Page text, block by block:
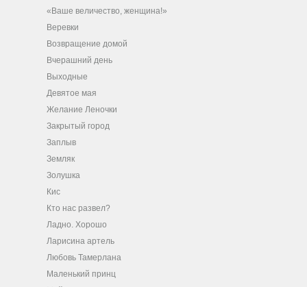
«Ваше величество, женщина!»
Веревки
Возвращение домой
Вчерашний день
Выходные
Девятое мая
Желание Леночки
Закрытый город
Заплыв
Земляк
Золушка
Кис
Кто нас развел?
Ладно. Хорошо
Ларисина артель
Любовь Тамерлана
Маленький принц